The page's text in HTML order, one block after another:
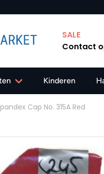
SALE
Contact
Kinderen
Cap No. 315A Red